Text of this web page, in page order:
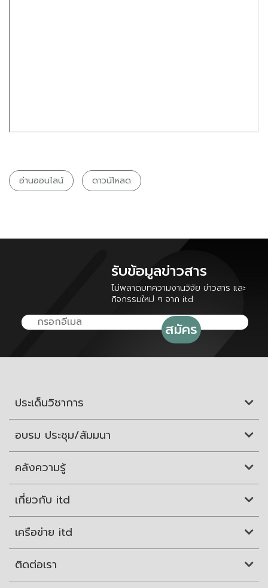
อ่านออนไลน์ ดาวน์โหลด
รับข้อมูลข่าวสาร
ไม่พลาดบทความงานวิจัย ข่าวสาร และ
กิจกรรมใหม่ ๆ จาก itd
ประเด็นวิชาการ
อบรม ประชุม/สัมมนา
คลังความรู้
เกี่ยวกับ itd
เครือข่าย itd
ติดต่อเรา